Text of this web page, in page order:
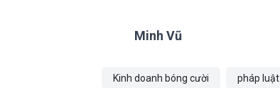
Minh Vũ
Kinh doanh bóng cười pháp luật